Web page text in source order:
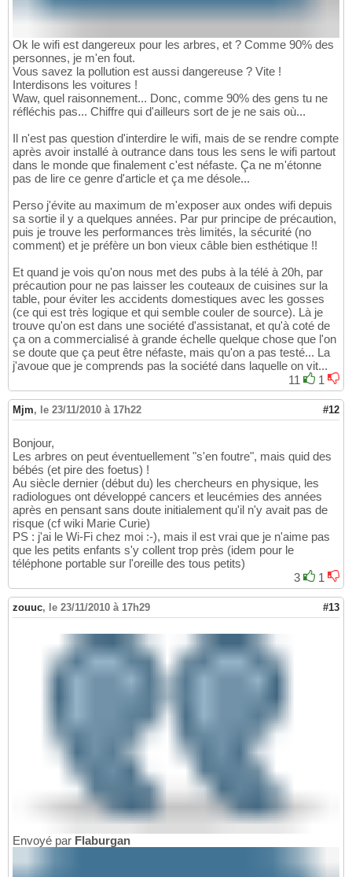
Ok le wifi est dangereux pour les arbres, et ? Comme 90% des
personnes, je m'en fout.
Vous savez la pollution est aussi dangereuse ? Vite !
Interdisons les voitures !
Waw, quel raisonnement... Donc, comme 90% des gens tu ne
réfléchis pas... Chiffre qui d'ailleurs sort de je ne sais où...
Il n'est pas question d'interdire le wifi, mais de se rendre compte
après avoir installé à outrance dans tous les sens le wifi partout
dans le monde que finalement c'est néfaste. Ça ne m'étonne
pas de lire ce genre d'article et ça me désole...
Perso j'évite au maximum de m'exposer aux ondes wifi depuis
sa sortie il y a quelques années. Par pur principe de précaution,
puis je trouve les performances très limités, la sécurité (no
comment) et je préfère un bon vieux câble bien esthétique !!
Et quand je vois qu'on nous met des pubs à la télé à 20h, par
précaution pour ne pas laisser les couteaux de cuisines sur la
table, pour éviter les accidents domestiques avec les gosses
(ce qui est très logique et qui semble couler de source). Là je
trouve qu'on est dans une société d'assistanat, et qu'à coté de
ça on a commercialisé à grande échelle quelque chose que l'on
se doute que ça peut être néfaste, mais qu'on a pas testé... La
j'avoue que je comprends pas la société dans laquelle on vit...
11
1
Mjm, le 23/11/2010 à 17h22 #12
Bonjour,
Les arbres on peut éventuellement "s'en foutre", mais quid des
bébés (et pire des foetus) !
Au siècle dernier (début du) les chercheurs en physique, les
radiologues ont développé cancers et leucémies des années
après en pensant sans doute initialement qu'il n'y avait pas de
risque (cf wiki Marie Curie)
PS : j'ai le Wi-Fi chez moi :-), mais il est vrai que je n'aime pas
que les petits enfants s'y collent trop près (idem pour le
téléphone portable sur l'oreille des tous petits)
3
1
zouuc, le 23/11/2010 à 17h29 #13
Envoyé par Flaburgan